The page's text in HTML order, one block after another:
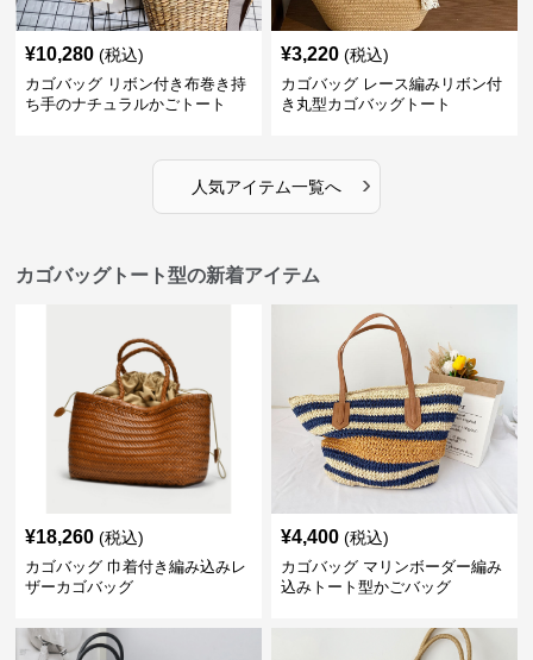
¥10,280 (税込)
カゴバッグ リボン付き布巻き持
ち手のナチュラルかごトート
¥3,220 (税込)
カゴバッグ レース編みリボン付
き丸型カゴバッグトート
人気アイテム一覧へ ›
カゴバッグトート型の新着アイテム
¥18,260 (税込)
カゴバッグ 巾着付き編み込みレ
ザーカゴバッグ
¥4,400 (税込)
カゴバッグ マリンボーダー編み
込みトート型かごバッグ